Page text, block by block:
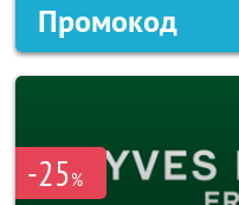
Промокод
-25%